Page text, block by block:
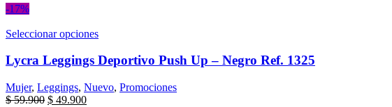
-17%
Seleccionar opciones
Lycra Leggings Deportivo Push Up – Negro Ref. 1325
Mujer, Leggings, Nuevo, Promociones
$59.900 $ 49.900